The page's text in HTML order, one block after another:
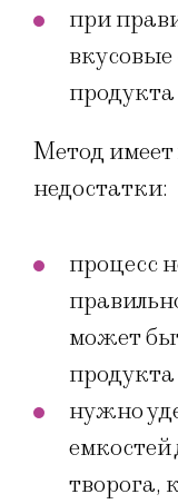
при
вкусовые
Метод имеет
недостатки:
процесс
может
продукта
нужно
творога,